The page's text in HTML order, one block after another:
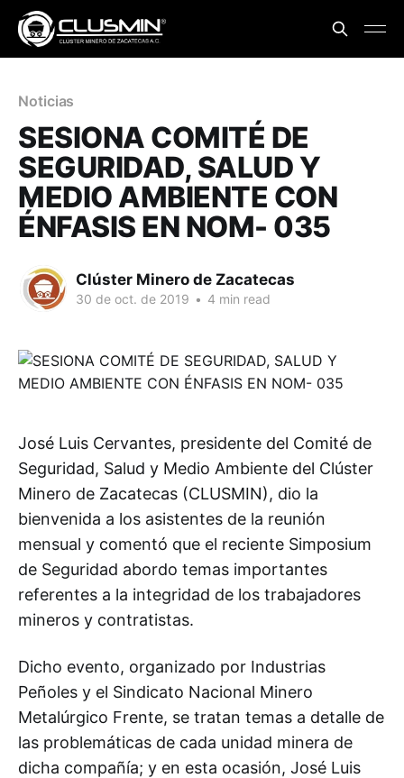
Noticias
SESIONA COMITÉ DE
SEGURIDAD, SALUD Y
MEDIO AMBIENTE CON
ÉNFASIS EN NOM- 035
Clúster Minero de Zacatecas
30 de oct. de 2019 • 4 min read
José Luis Cervantes, presidente del Comité de
Seguridad, Salud y Medio Ambiente del Clúster
Minero de Zacatecas (CLUSMIN), dio la
bienvenida a los asistentes de la reunión
mensual y comentó que el reciente Simposium
de Seguridad abordo temas importantes
referentes a la integridad de los trabajadores
mineros y contratistas.
Dicho evento, organizado por Industrias
Peñoles y el Sindicato Nacional Minero
Metalúrgico Frente, se tratan temas a detalle de
las problemáticas de cada unidad minera de
dicha compañía; y en esta ocasión, José Luis